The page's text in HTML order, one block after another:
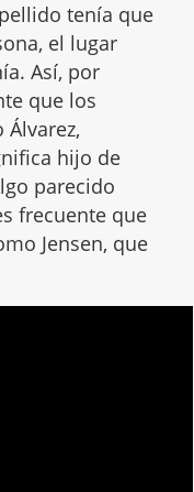
tenía que
el lugar
Así, por
que los
hijo de
parecido
frecuente que
Jensen, que